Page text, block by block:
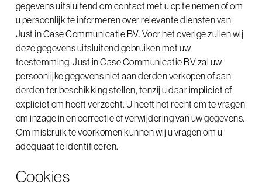
creatieve concepten
merken met bravoure
boeiende presentaties
gegevens uitsluitend om contact met u op te nemen of om
u persoonlijk te informeren over relevante diensten van
Just in Case Communicatie BV. Voor het overige zullen wij
deze gegevens uitsluitend gebruiken met uw
toestemming. Just in Case Communicatie BV zal uw
persoonlijke gegevens niet aan derden verkopen of aan
derden ter beschikking stellen, tenzij u daar impliciet of
expliciet om heeft verzocht. U heeft het recht om te vragen
om inzage in en correctie of verwijdering van uw gegevens.
Om misbruik te voorkomen kunnen wij u vragen om u
adequaat te identificeren.
Cookies